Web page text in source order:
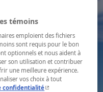
témoins
emploient des fichiers
sont requis pour le bon
optionnels et nous aident à
son utilisation et contribuer
une meilleure expérience.
vos choix à tout
confidentialité- Cet hyperlien